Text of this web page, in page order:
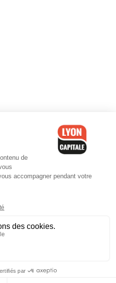
légales-CGV-Politique de
06